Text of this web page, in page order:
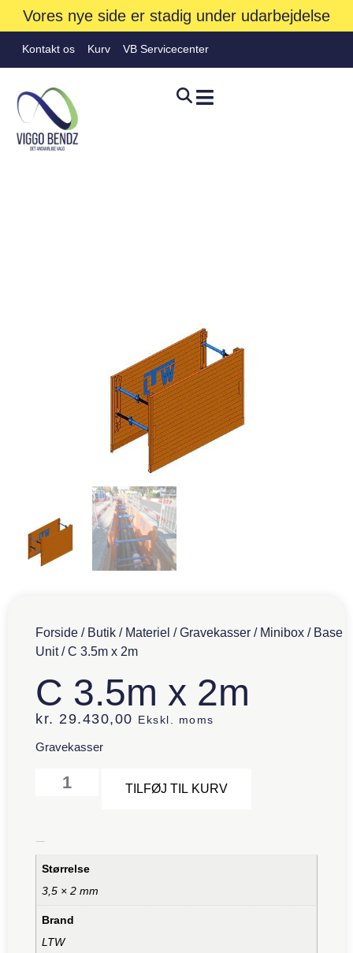
Vores nye side er stadig under udarbejdelse
Kontakt os Kurv VB Servicecenter
Forside / Butik / Materiel /Gravekasser / Minibox / Base
Unit/ C 3.5m x 2m
C 3.5m x 2m
kr. 29.430,00 Ekskl. moms
Gravekasser
TILFØJ TIL KURV
Størrelse
3,5 × 2 mm
Brand
LTW